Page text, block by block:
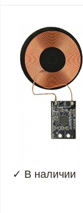
✓ В наличии